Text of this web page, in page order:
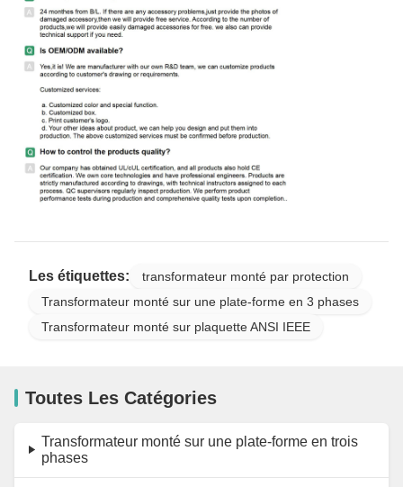
Les étiquettes:
transformateur monté par protection
Transformateur monté sur une plate-forme en 3 phases
Transformateur monté sur plaquette ANSI IEEE
Toutes Les Catégories
Transformateur monté sur une plate-forme en trois
phases